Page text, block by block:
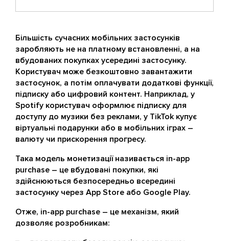
Більшість сучасних мобільних застосунків
заробляють не на платному встановленні, а на
вбудованих покупках усередині застосунку.
Користувач може безкоштовно завантажити
застосунок, а потім оплачувати додаткові функції,
підписку або цифровий контент. Наприклад, у
Spotify користувач оформлює підписку для
доступу до музики без реклами, у TikTok купує
віртуальні подарунки або в мобільних іграх –
валюту чи прискорення прогресу.
Така модель монетизації називається in-app
purchase – це вбудовані покупки, які
здійснюються безпосередньо всередині
застосунку через App Store або Google Play.
Отже, in-app purchase – це механізм, який
дозволяє розробникам: